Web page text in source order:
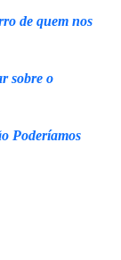
de quem nos
sobre o
Poderíamos